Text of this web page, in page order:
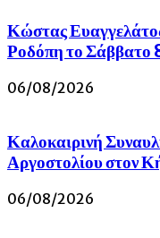
Κώστας
Ροδόπη το Σάββατο
06/08/2026
Καλοκαιρινή
Αργοστολίου στον
06/08/2026